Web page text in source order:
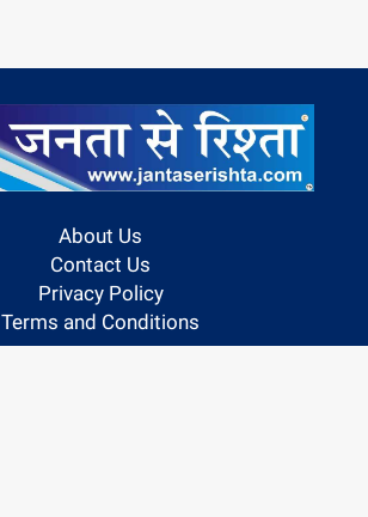
About Us
Contact Us
Privacy Policy
Terms and Conditions